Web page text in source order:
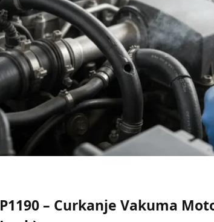
P1190 – Curkanje Vakuma